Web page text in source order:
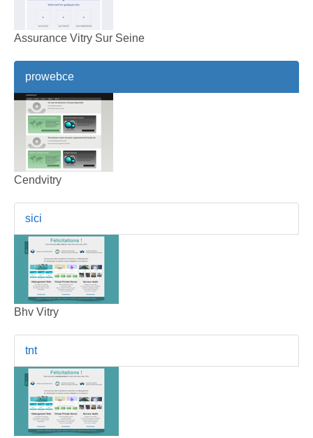
Assurance Vitry Sur Seine
prowebce
Cendvitry
sici
Bhv Vitry
tnt